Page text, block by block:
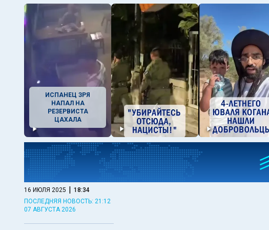
ИСПАНЕЦ ЗРЯ
НАПАЛ НА
РЕЗЕРВИСТА
ЦАХАЛА
16 ИЮЛЯ 2025 | 18:34
ПОСЛЕДНЯЯ НОВОСТЬ: 21:12
07 АВГУСТА 2026